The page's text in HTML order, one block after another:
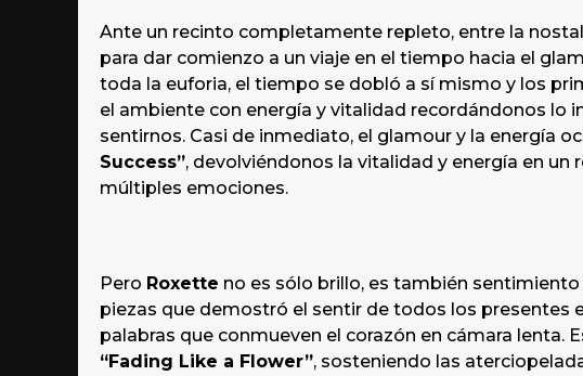
Ante un recinto completamente repleto, entre la
para dar comienzo a un viaje en el tiempo hacia el
toda la euforia, el tiempo se dobló a sí mismo y los
el ambiente con energía y vitalidad recordándonos lo
sentirnos. Casi de inmediato, el glamour y la energía
Success”, devolviéndonos la vitalidad y energía en un
múltiples emociones.
Pero Roxette no es sólo brillo, es también sentimiento
piezas que demostró el sentir de todos los presentes
palabras que conmueven el corazón en cámara lenta.
“Fading Like a Flower”, sosteniendo las